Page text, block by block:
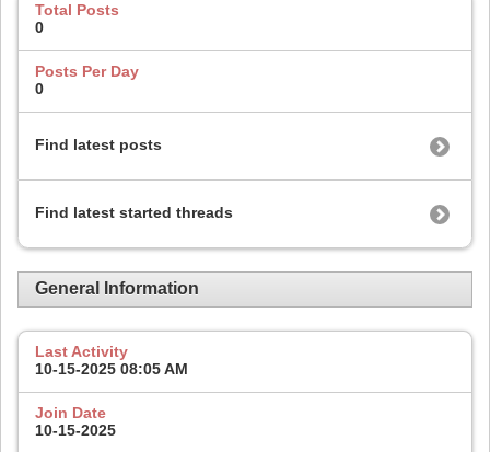
Total Posts
0
Posts Per Day
0
Find latest posts
Find latest started threads
General Information
Last Activity
10-15-2025 08:05 AM
Join Date
10-15-2025